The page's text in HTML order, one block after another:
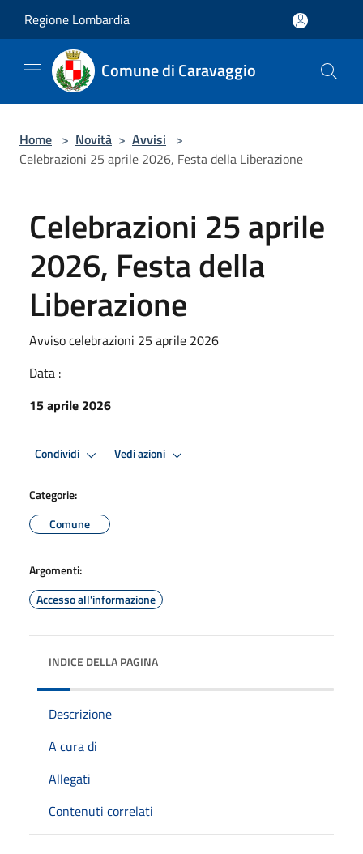
Regione Lombardia
Comune di Caravaggio
Home > Novità > Avvisi >
Celebrazioni 25 aprile 2026, Festa della Liberazione
Celebrazioni 25 aprile
2026, Festa della
Liberazione
Avviso celebrazioni 25 aprile 2026
Data :
15 aprile 2026
Condividi Vedi azioni
Categorie:
Comune
Argomenti:
Accesso all'informazione
INDICE DELLA PAGINA
Descrizione
A cura di
Allegati
Contenuti correlati